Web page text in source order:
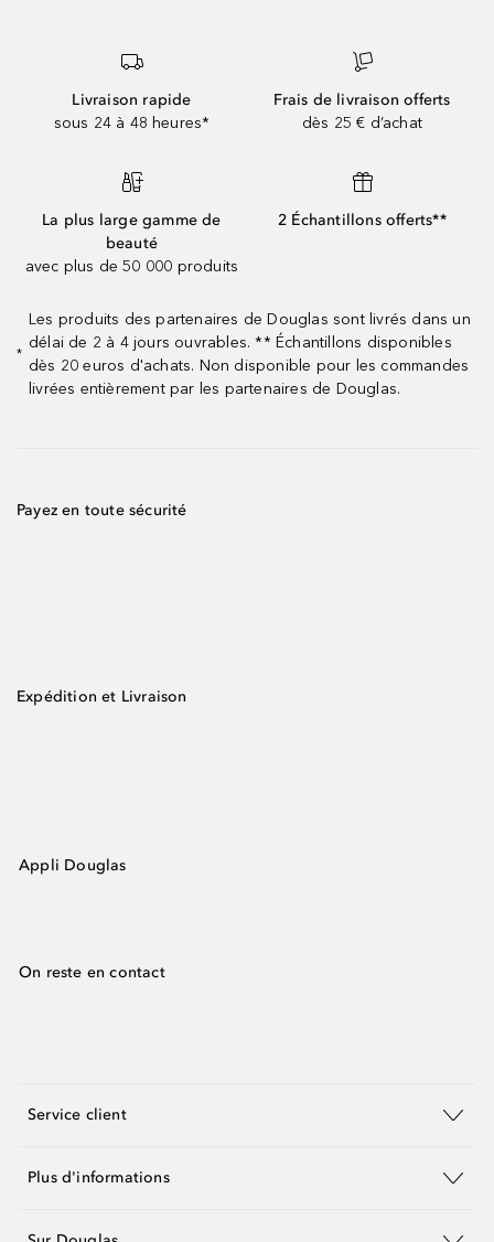
Livraison rapide
sous 24 à 48 heures*
Frais de livraison offerts
dès 25 € d’achat
La plus large gamme de
beauté
avec plus de 50 000 produits
2 Échantillons offerts**
*
Les produits des partenaires de Douglas sont livrés dans un
délai de 2 à 4 jours ouvrables. ** Échantillons disponibles
dès 20 euros d'achats. Non disponible pour les commandes
livrées entièrement par les partenaires de Douglas.
Payez en toute sécurité
Expédition et Livraison
Appli Douglas
On reste en contact
Service client
Plus d'informations